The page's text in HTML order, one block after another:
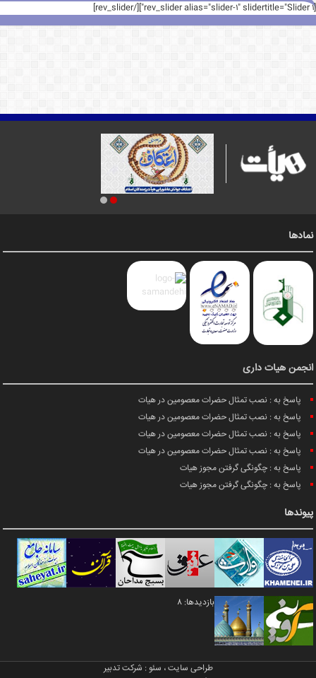
[rev_slider alias="slider-1" slidertitle="Slider 1"][/rev_slider]
نمادها
انجمن هیات داری
پاسخ به : نصب تمثال حضرات معصومین در هیات
پاسخ به : نصب تمثال حضرات معصومین در هیات
پاسخ به : نصب تمثال حضرات معصومین در هیات
پاسخ به : نصب تمثال حضرات معصومین در هیات
پاسخ به : چگونگی گرفتن مجوز هیات
پاسخ به : چگونگی گرفتن مجوز هیات
پیوندها
بازدیدها: 8
طراحی سایت، سئو : شرکت تدبیر